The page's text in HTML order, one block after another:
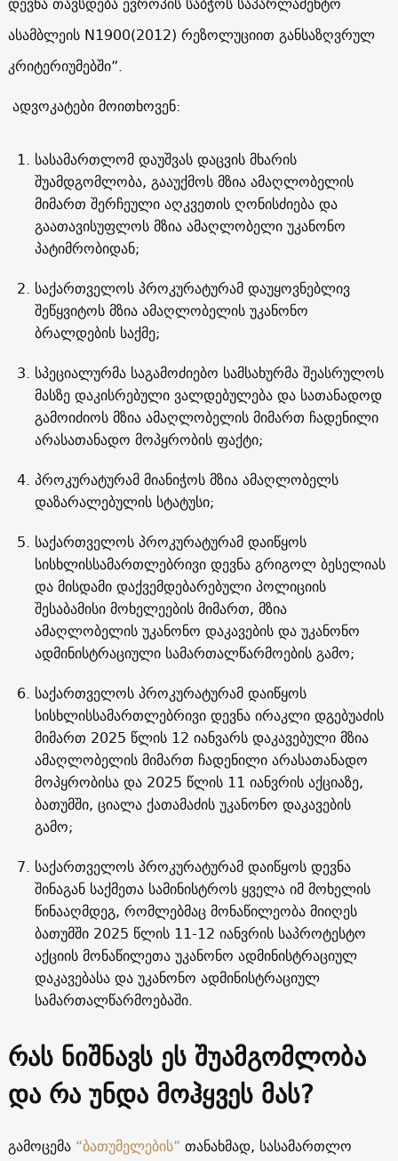
ასამბლეის N1900(2012) რეზოლუციით განსაზღვრულ
კრიტერიუმებში”.
ადვოკატები მოითხოვენ:
სასამართლომ დაუშვას დაცვის მხარის
შუამდგომლობა, გააუქმოს მზია ამაღლობელის
მიმართ შერჩეული აღკვეთის ღონისძიება და
გაათავისუფლოს მზია ამაღლობელი უკანონო
პატიმრობიდან;
საქართველოს პროკურატურამ დაუყოვნებლივ
შეწყვიტოს მზია ამაღლობელის უკანონო
ბრალდების საქმე;
სპეციალურმა საგამოძიებო სამსახურმა შეასრულოს
მასზე დაკისრებული ვალდებულება და სათანადოდ
გამოიძიოს მზია ამაღლობელის მიმართ ჩადენილი
არასათანადო მოპყრობის ფაქტი;
პროკურატურამ მიანიჭოს მზია ამაღლობელს
დაზარალებულის სტატუსი;
საქართველოს პროკურატურამ დაიწყოს
სისხლისსამართლებრივი დევნა გრიგოლ ბესელიას
და მისდამი დაქვემდებარებული პოლიციის
შესაბამისი მოხელეების მიმართ, მზია
ამაღლობელის უკანონო დაკავების და უკანონო
ადმინისტრაციული სამართალწარმოების გამო;
საქართველოს პროკურატურამ დაიწყოს
სისხლისსამართლებრივი დევნა ირაკლი დგებუაძის
მიმართ 2025 წლის 12 იანვარს დაკავებული მზია
ამაღლობელის მიმართ ჩადენილი არასათანადო
მოპყრობისა და 2025 წლის 11 იანვრის აქციაზე,
ბათუმში, ციალა ქათამაძის უკანონო დაკავების
გამო;
საქართველოს პროკურატურამ დაიწყოს დევნა
შინაგან საქმეთა სამინისტროს ყველა იმ მოხელის
წინააღმდეგ, რომლებმაც მონაწილეობა მიიღეს
ბათუმში 2025 წლის 11-12 იანვრის საპროტესტო
აქციის მონაწილეთა უკანონო ადმინისტრაციულ
დაკავებასა და უკანონო ადმინისტრაციულ
სამართალწარმოებაში.
რას ნიშნავს ეს შუამგომლობა
და რა უნდა მოჰყვეს მას?
გამოცემა “ბათუმელების” თანახმად, სასამართლო